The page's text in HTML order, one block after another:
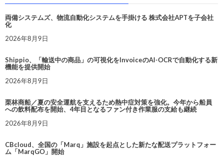
両備システムズ、物流自動化システムを手掛ける 株式会社APTを子会社
化
2026年8月9日
Shippio、「輸送中の商品」の可視化をInvoiceのAI-OCRで自動化する新
機能を提供開始
2026年8月9日
栗林商船／夏の安全運航を支えるため熱中症対策を強化。今年から船員
への飲料配布を開始、4年目となるファン付き作業服の支給も継続
2026年8月9日
CBcloud、全国の「Marq」施設を起点とした新たな配送プラットフォー
ム「MarqGO」開始